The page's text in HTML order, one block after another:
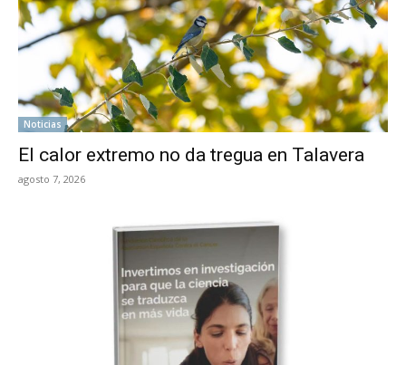
Noticias
El calor extremo no da tregua en Talavera
agosto 7, 2026